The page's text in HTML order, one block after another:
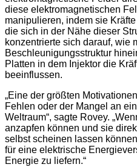
diese elektromagnetischen
manipulieren, indem sie
die sich in der Nähe dieser
konzentrierte sich darauf, wie
Beschleunigungsstruktur
Platten in dem Injektor die
beeinflussen.
„Eine der größten
Fehlen oder der Mangel an
Weltraum“, sagte Rovey.
anzapfen können und sie
selbst scheinen lassen
für eine elektrische
Energie zu liefern.“